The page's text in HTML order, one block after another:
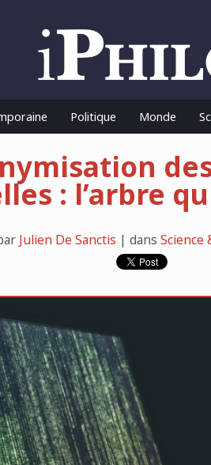
Politique Monde
: l’arbre
Julien De Sanctis | dans Science